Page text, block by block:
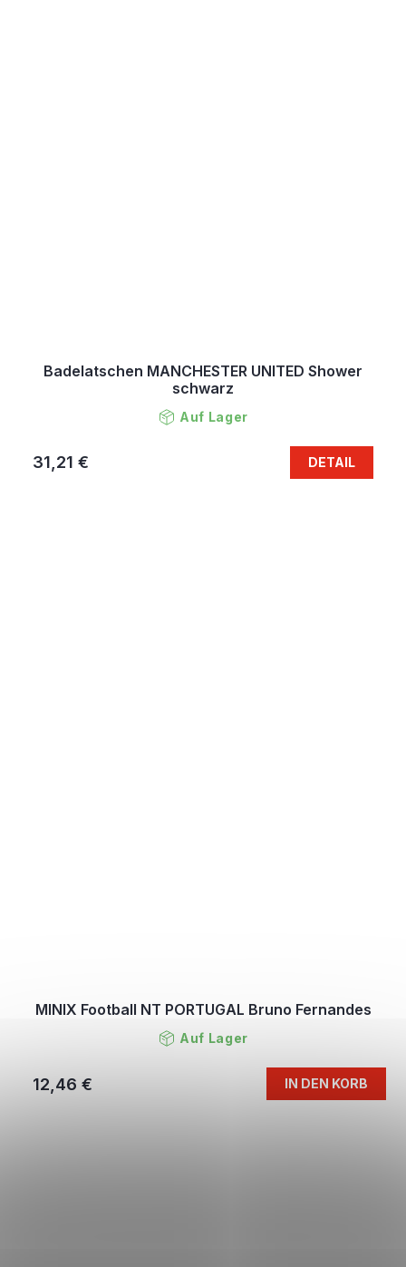
Badelatschen MANCHESTER UNITED Shower
schwarz
Auf Lager
31,21 € DETAIL
MINIX Football NT PORTUGAL Bruno Fernandes
Auf Lager
12,46 € IN DEN KORB